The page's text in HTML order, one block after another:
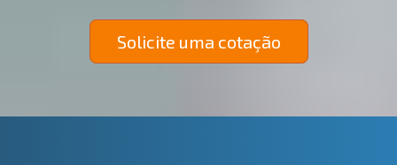
Solicite uma cotação